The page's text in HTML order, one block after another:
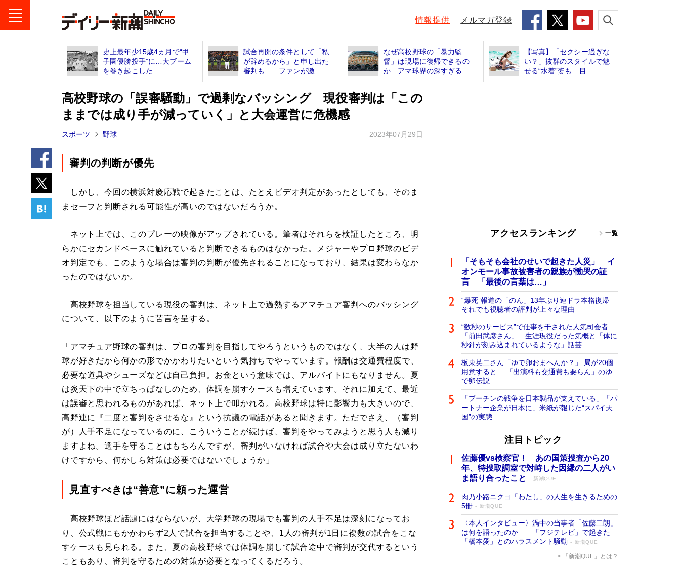
情報提供 メルマガ登録
史上最年少15歳4ヵ月で“甲
子園優勝投手”に…大ブーム
を巻き起こした...
試合再開の条件として「私
が辞めるから」と申し出た
審判も……ファンが激...
なぜ高校野球の「暴力監
督」は現場に復帰できるの
か…アマ球界の深すぎる...
【写真】「セクシー過ぎな
い？」抜群のスタイルで魅
せる“水着”姿も 目...
高校野球の「誤審騒動」で過剰なバッシング 現役審判は「この
ままでは成り手が減っていく」と大会運営に危機感
スポーツ 野球 2023年07月29日
審判の判断が優先
しかし、今回の横浜対慶応戦で起きたことは、たとえビデオ判定があったとしても、そのま
まセーフと判断される可能性が高いのではないだろうか。
ネット上では、このプレーの映像がアップされている。筆者はそれらを検証したところ、明
らかにセカンドベースに触れていると判断できるものはなかった。メジャーやプロ野球のビデ
オ判定でも、このような場合は審判の判断が優先されることになっており、結果は変わらなか
ったのではないか。
高校野球を担当している現役の審判は、ネット上で過熱するアマチュア審判へのバッシング
について、以下のように苦言を呈する。
「アマチュア野球の審判は、プロの審判を目指してやろうというものではなく、大半の人は野
球が好きだから何かの形でかかわりたいという気持ちでやっています。報酬は交通費程度で、
必要な道具やシューズなどは自己負担。お金という意味では、アルバイトにもなりません。夏
は炎天下の中で立ちっぱなしのため、体調を崩すケースも増えています。それに加えて、最近
は誤審と思われるものがあれば、ネット上で叩かれる。高校野球は特に影響力も大きいので、
高野連に『二度と審判をさせるな』という抗議の電話があると聞きます。ただでさえ、（審判
が）人手不足になっているのに、こういうことが続けば、審判をやってみようと思う人も減り
ますよね。選手を守ることはもちろんですが、審判がいなければ試合や大会は成り立たないわ
けですから、何かしら対策は必要ではないでしょうか」
見直すべきは“善意”に頼った運営
高校野球ほど話題にはならないが、大学野球の現場でも審判の人手不足は深刻になってお
り、公式戦にもかかわらず2人で試合を担当することや、1人の審判が1日に複数の試合をこな
すケースも見られる。また、夏の高校野球では体調を崩して試合途中で審判が交代するという
こともあり、審判を守るための対策が必要となってくるだろう。
アクセスランキング 一覧
「そもそも会社のせいで起きた人災」 イ
オンモール事故被害者の親族が慟哭の証
言 「最後の言葉は…」
“爆死”報道の「のん」13年ぶり連ドラ本格復帰
それでも視聴者の評判が上々な理由
“数秒のサービス”で仕事を干された人気司会者
「前田武彦さん」 生涯現役だった気概と「体に
秒針が刻み込まれているような」話芸
板東英二さん「ゆで卵おまへんか？」 局が20個
用意すると… 「出演料も交通費も要らん」のゆ
で卵伝説
「プーチンの戦争を日本製品が支えている」「パ
ートナー企業が日本に」米紙が報じた“スパイ天
国”の実態
注目トピック
佐藤優vs検察官！ あの国策捜査から20
年、特捜取調室で対峙した因縁の二人がい
ま語り合ったこと
新潮QUE
肉乃小路ニクヨ「わたし」の人生を生きるための
5冊
新潮QUE
〈本人インタビュー〉渦中の当事者「佐藤二朗」
は何を語ったのか――「フジテレビ」で起きた
「橋本愛」とのハラスメント騒動
新潮QUE
「新潮QUE」とは？